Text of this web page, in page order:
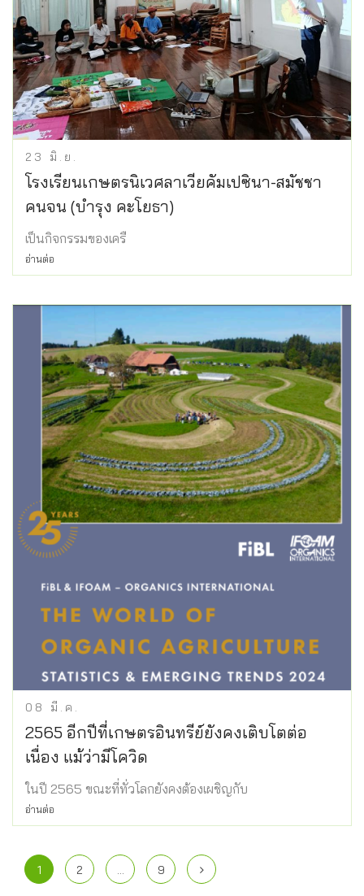
23 มิ.ย.
โรงเรียนเกษตรนิเวศลาเวียคัมเปซินา-สมัชชา
คนจน (บำรุง คะโยธา)
เป็นกิจกรรมของเครื
อ่านต่อ
08 มี.ค.
2565 อีกปีที่เกษตรอินทรีย์ยังคงเติบโตต่อ
เนื่อง แม้ว่ามีโควิด
ในปี 2565 ขณะที่ทั่วโลกยังคงต้องเผชิญกับ
อ่านต่อ
1 2 … 9